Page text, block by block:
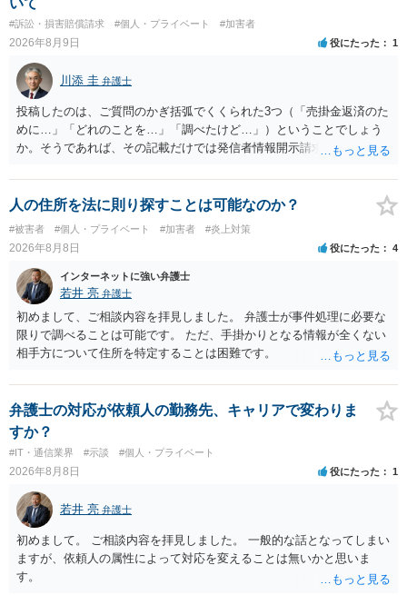
#訴訟・損害賠償請求 #個人・プライベート #加害者
2026年8月9日 役にたった 1
川添 圭 弁護士
投稿したのは、ご質問のかぎ括弧でくくられた3つ（「売掛金返済のた
めに…」「どれのことを…」「調べたけど…」）ということでしょう
か。そうであれば、その記載だけでは発信者情報開示請求が認められ
ただ、「328が名誉毀損、偽計業務妨害、侮辱罪、ストーカー等に関す
る法律違反に該当するといわれ」とのことですので、ご質問に書かれ
ていない何らかの背景事情があれば、回答は180度変わるかもしれませ
ん。公開の場で詳細を投稿することは不適当と思われますので、弁護
士へ直接相談した方がよいでしょう。
人の住所を法に則り探すことは可能なのか？
#被害者 #個人・プライベート #加害者 #炎上対策
2026年8月8日 役にたった 4
インターネットに強い弁護士
若井 亮 弁護士
初めまして、ご相談内容を拝見しました。 弁護士が事件処理に必要な
限りで調べることは可能です。 ただ、手掛かりとなる情報が全くない
相手方について住所を特定することは困難です。
弁護士の対応が依頼人の勤務先、キャリアで変わりま
すか？
#IT・通信業界 #示談 #個人・プライベート
2026年8月8日 役にたった 1
若井 亮 弁護士
初めまして。 ご相談内容を拝見しました。 一般的な話となってしまい
ますが、依頼人の属性によって対応を変えることは無いかと思いま
す。